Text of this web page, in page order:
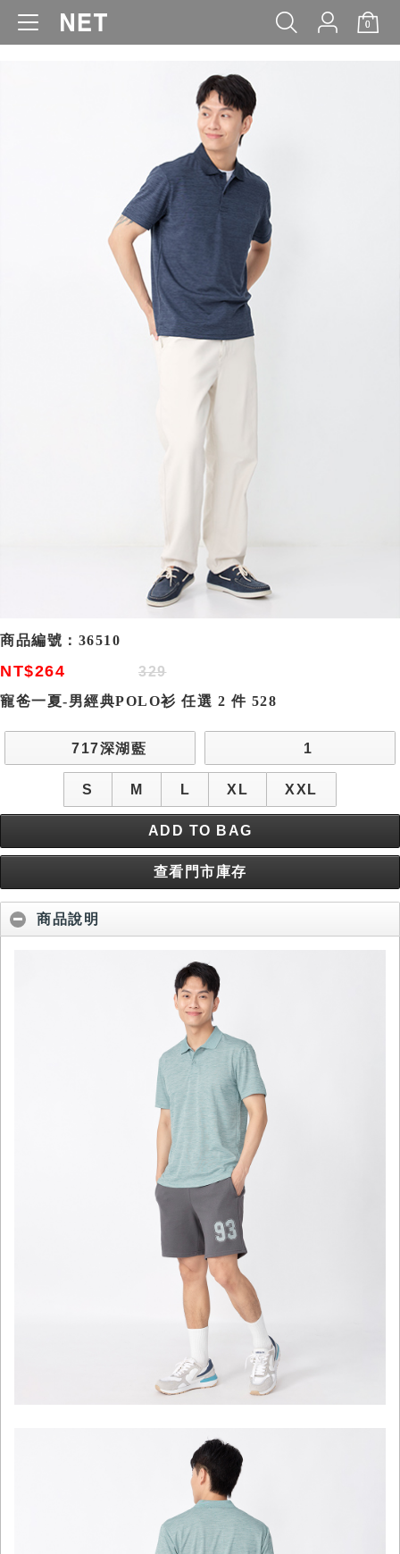
0
WOMEN MEN KIDS BABY
商品編號： 36510
NT$264
329
寵爸一夏-男經典POLO衫 任選 2 件 528
717深湖藍 1
S M L XL XXL
ADD TO BAG
查看門市庫存
商品說明